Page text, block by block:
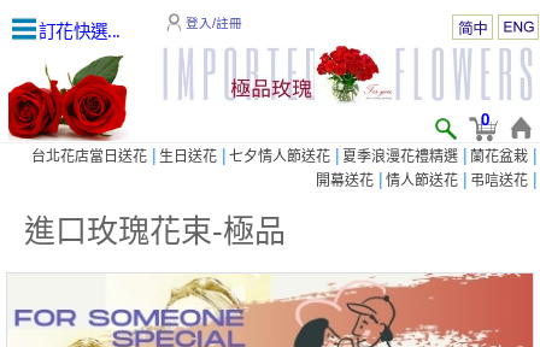
訂花快選... 登入/註冊
0
台北花店當日送花 | 生日送花 | 七夕情人節送花 | 夏季浪漫花禮精選 | 蘭花盆栽 |
開幕送花 | 情人節送花 | 弔唁送花 |
進口玫瑰花束-極品